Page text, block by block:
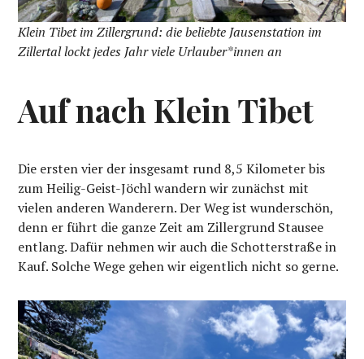
Klein Tibet im Zillergrund: die beliebte Jausenstation im
Zillertal lockt jedes Jahr viele Urlauber*innen an
Auf nach Klein Tibet
Die ersten vier der insgesamt rund 8,5 Kilometer bis
zum Heilig-Geist-Jöchl wandern wir zunächst mit
vielen anderen Wanderern. Der Weg ist wunderschön,
denn er führt die ganze Zeit am Zillergrund Stausee
entlang. Dafür nehmen wir auch die Schotterstraße in
Kauf. Solche Wege gehen wir eigentlich nicht so gerne.